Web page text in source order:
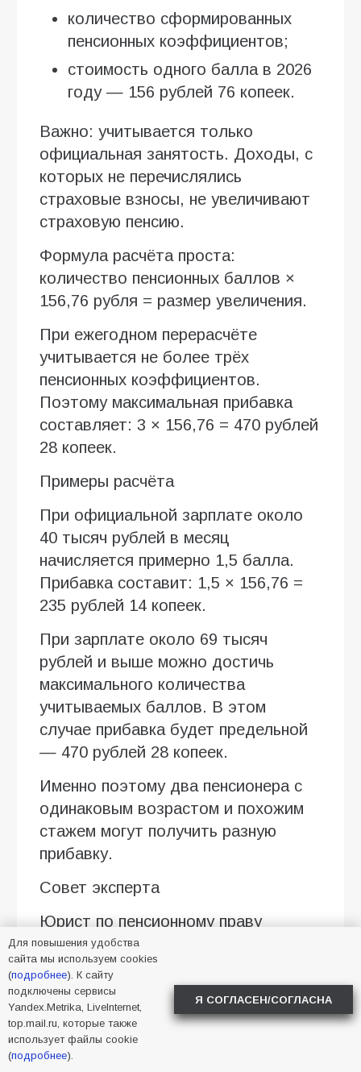
количество сформированных
пенсионных коэффициентов;
стоимость одного балла в 2026
году — 156 рублей 76 копеек.
Важно: учитывается только
официальная занятость. Доходы, с
которых не перечислялись
страховые взносы, не увеличивают
страховую пенсию.
Формула расчёта проста:
количество пенсионных баллов ×
156,76 рубля = размер увеличения.
При ежегодном перерасчёте
учитывается не более трёх
пенсионных коэффициентов.
Поэтому максимальная прибавка
составляет: 3 × 156,76 = 470 рублей
28 копеек.
Примеры расчёта
При официальной зарплате около
40 тысяч рублей в месяц
начисляется примерно 1,5 балла.
Прибавка составит: 1,5 × 156,76 =
235 рублей 14 копеек.
При зарплате около 69 тысяч
рублей и выше можно достичь
максимального количества
учитываемых баллов. В этом
случае прибавка будет предельной
— 470 рублей 28 копеек.
Именно поэтому два пенсионера с
одинаковым возрастом и похожим
стажем могут получить разную
прибавку.
Совет эксперта
Юрист по пенсионному праву
Виктория Борисова предупреждает:
главная ошибка пенсионеров —
сравнивать свои выплаты с
соседями или родственниками.
Даже при схожих параметрах размер
перерасчёта может отличаться, так
Для повышения удобства
сайта мы используем cookies
(подробнее). К сайту
подключены сервисы
Yandex.Metrika, LiveInternet,
top.mail.ru, которые также
использует файлы cookie
(подробнее).
Я СОГЛАСЕН/СОГЛАСНА